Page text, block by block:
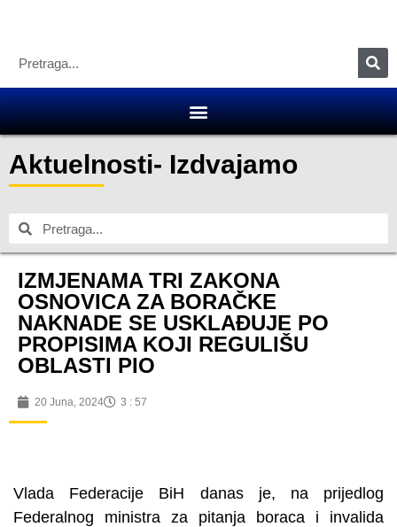
Aktuelnosti- Izdvajamo
IZMJENAMA TRI ZAKONA
OSNOVICA ZA BORAČKE
NAKNADE SE USKLAĐUJE PO
PROPISIMA KOJI REGULIŠU
OBLASTI PIO
20 Juna, 2024 3 : 57
Vlada Federacije BiH danas je, na prijedlog
Federalnog ministra za pitanja boraca i invalida